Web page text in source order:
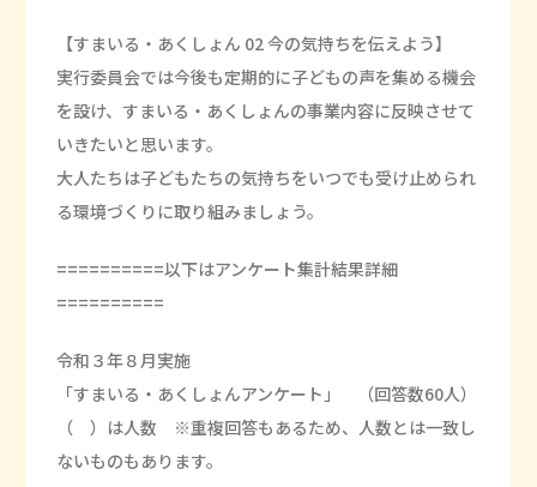
【すまいる・あくしょん 02 今の気持ちを伝えよう】
実行委員会では今後も定期的に子どもの声を集める機会
を設け、すまいる・あくしょんの事業内容に反映させて
いきたいと思います。
大人たちは子どもたちの気持ちをいつでも受け止められ
る環境づくりに取り組みましょう。
==========以下はアンケート集計結果詳細
==========
令和３年８月実施
「すまいる・あくしょんアンケート」 （回答数60人）
（ ）は人数 ※重複回答もあるため、人数とは一致し
ないものもあります。